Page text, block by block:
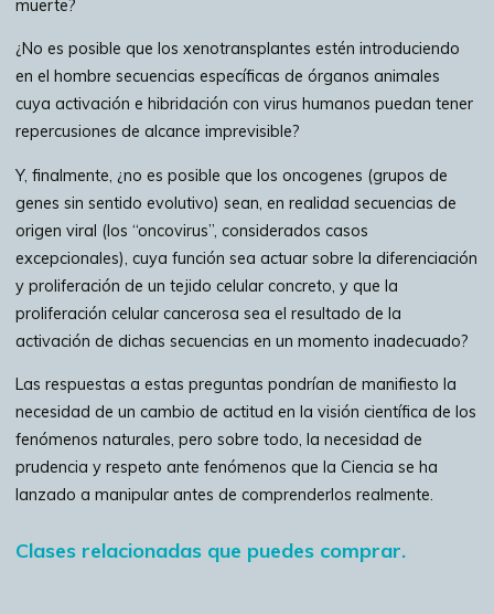
muerte?
¿No es posible que los xenotransplantes estén introduciendo
en el hombre secuencias específicas de órganos animales
cuya activación e hibridación con virus humanos puedan tener
repercusiones de alcance imprevisible?
Y, finalmente, ¿no es posible que los oncogenes (grupos de
genes sin sentido evolutivo) sean, en realidad secuencias de
origen viral (los “oncovirus”, considerados casos
excepcionales), cuya función sea actuar sobre la diferenciación
y proliferación de un tejido celular concreto, y que la
proliferación celular cancerosa sea el resultado de la
activación de dichas secuencias en un momento inadecuado?
Las respuestas a estas preguntas pondrían de manifiesto la
necesidad de un cambio de actitud en la visión científica de los
fenómenos naturales, pero sobre todo, la necesidad de
prudencia y respeto ante fenómenos que la Ciencia se ha
lanzado a manipular antes de comprenderlos realmente.
Clases relacionadas que puedes comprar.